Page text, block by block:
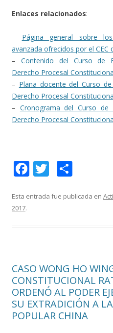
Enlaces relacionados:
– Página general sobre
avanzada ofrecidos por el CEC
– Contenido del Curso de
Derecho Procesal
– Plana docente del Curso
Derecho Procesal
– Cronograma del Curso de
Derecho Procesal
F
e
k
T
itt m
r
Esta entrada fue publicada en
2017.
CASO WONG HO
CONSTITUCIONAL
ORDENÓ AL PODER
SU EXTRADICIÓN A
POPULAR CHINA